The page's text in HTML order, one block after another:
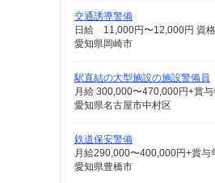
交通誘導警備
日給 11,000円〜12,000円 資格
愛知県岡崎市
駅直結の大型施設の施設警備員
愛知県名古屋市中村区
鉄道保安警備
愛知県豊橋市